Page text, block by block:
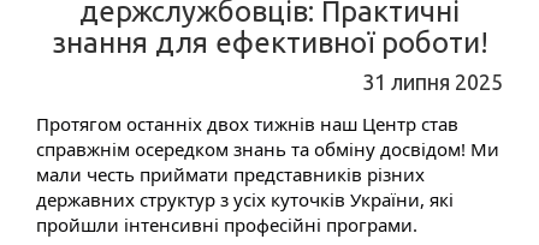
держслужбовців: Практичні
знання для ефективної роботи!
31 липня 2025
Протягом останніх двох тижнів наш Центр став
справжнім осередком знань та обміну досвідом! Ми
мали честь приймати представників різних
державних структур з усіх куточків України, які
пройшли інтенсивні професійні програми.